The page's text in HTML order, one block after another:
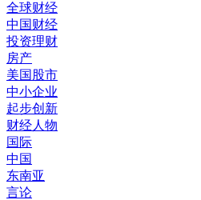
全球财经
中国财经
投资理财
房产
美国股市
中小企业
起步创新
财经人物
国际
中国
东南亚
言论